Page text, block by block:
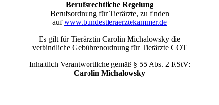
Berufsrechtliche Regelung
Berufsordnung für Tierärzte, zu finden
aufwww.bundestieraerztekammer.de
Es gilt für Tierärztin Carolin Michalowsky die
verbindliche Gebührenordnung für Tierärzte GOT
Inhaltlich Verantwortliche gemäß § 55 Abs. 2 RStV:
Carolin Michalowsky